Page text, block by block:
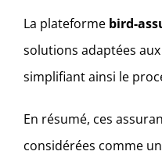
La plateforme bird-
solutions adaptées
simplifiant ainsi le
En résumé, ces
considérées comme